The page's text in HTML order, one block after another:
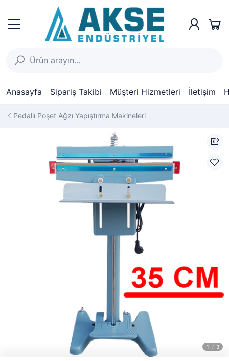
Anasayfa Sipariş Takibi Müşteri Hizmetleri İletişim
Pedallı Poşet Ağzı Yapıştırma Makineleri